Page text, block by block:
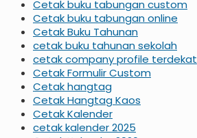
Cetak buku tabungan custom
Cetak buku tabungan online
Cetak Buku Tahunan
cetak buku tahunan sekolah
cetak company profile terdekat
Cetak Formulir Custom
Cetak hangtag
Cetak Hangtag Kaos
Cetak Kalender
cetak kalender 2025